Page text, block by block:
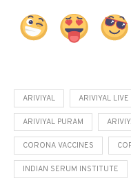
ARIVIYAL ARIVIYAL LIVE
ARIVIYAL PURAM
CORONA VACCINES
INDIAN SERUM INSTITUTE